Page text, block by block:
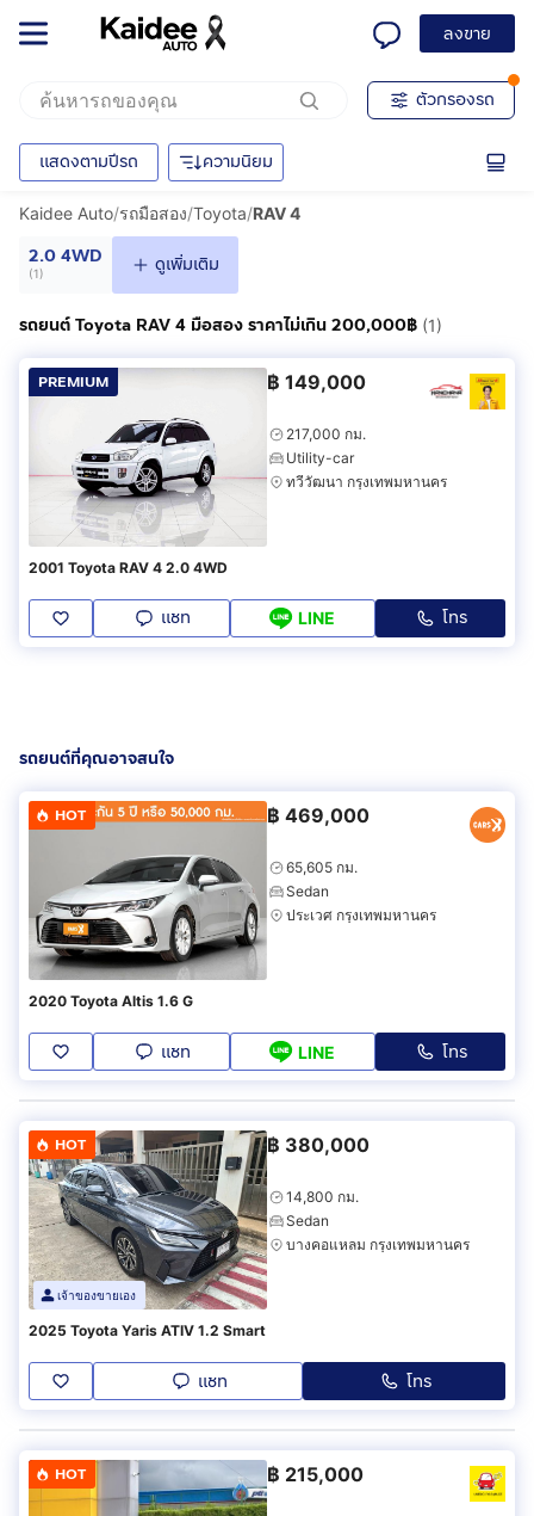
ลงขาย
ตัวกรองรถ
แสดงตามปีรถ ความนิยม
Kaidee Auto/รถมือสอง/Toyota/RAV 4
2.0 4WD
(1) ดูเพิ่มเติม
รถยนต์ Toyota RAV 4 มือสอง ราคาไม่เกิน 200,000฿ (1)
PREMIUM ฿ 149,000
217,000 กม.
Utility-car
ทวีวัฒนา กรุงเทพมหานคร
2001 Toyota RAV 4 2.0 4WD
แชท LINE โทร
รถยนต์ที่คุณอาจสนใจ
HOT ฿ 469,000
65,605 กม.
Sedan
ประเวศ กรุงเทพมหานคร
2020 Toyota Altis 1.6 G
แชท LINE โทร
HOT
เจ้าของขายเอง
฿ 380,000
14,800 กม.
Sedan
บางคอแหลม กรุงเทพมหานคร
2025 Toyota Yaris ATIV 1.2 Smart
แชท โทร
HOT ฿ 215,000